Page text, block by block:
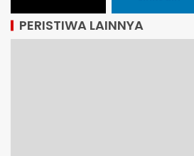
PERISTIWA LAINNYA